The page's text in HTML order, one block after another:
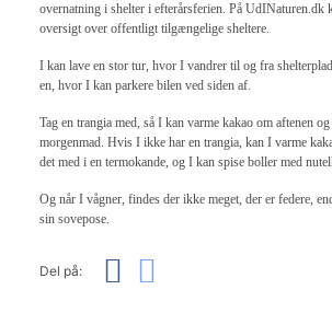
overnatning i shelter i efterårsferien. På UdINaturen.dk
oversigt over offentligt tilgængelige sheltere.
I kan lave en stor tur, hvor I vandrer til og fra
en, hvor I kan parkere bilen ved siden af.
Tag en trangia med, så I kan varme kakao om aftenen
morgenmad. Hvis I ikke har en trangia, kan I varme
det med i en termokande, og I kan spise boller med
Og når I vågner, findes der ikke meget, der er federe,
sin sovepose.
Del på: